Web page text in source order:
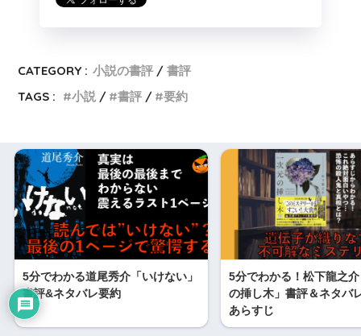
CATEGORY : 小説の書評
書評
TAGS :
小説 書評 要約
5分でわかる道尾秀介「いけない」
書評&ネタバレ要約
5分でわかる！松下龍之
の挿し木」書評＆ネタバ
あらすじ